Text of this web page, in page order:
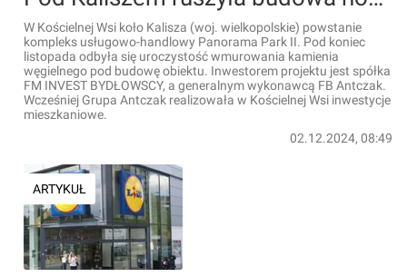
W Kościelnej Wsi koło Kalisza (woj. wielkopolskie) powstanie
kompleks usługowo-handlowy Panorama Park II. Pod koniec
listopada odbyła się uroczystość wmurowania kamienia
węgielnego pod budowę obiektu. Inwestorem projektu jest spółka
FM INVEST BYDŁOWSCY, a generalnym wykonawcą FB Antczak.
Wcześniej Grupa Antczak realizowała w Kościelnej Wsi inwestycje
mieszkaniowe.
02.12.2024, 08:49
ARTYKUŁ